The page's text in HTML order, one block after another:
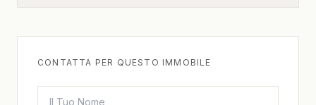
CONTATTA PER QUESTO IMMOBILE